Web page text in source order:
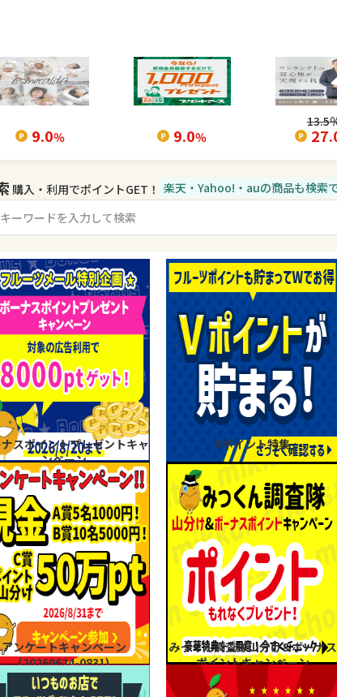
9.0％ 9.0％
13.5
購入・利用でポイントGET！ 楽天・Yahoo!・auの商品も検索
ペーン・特集
スポイントプレゼントキャ
ンペーン
Vポイント特集
アンケートキャンペーン
(20260624-0831)
みっくん調査隊山分け&ボーナス
ポイントキャンペーン